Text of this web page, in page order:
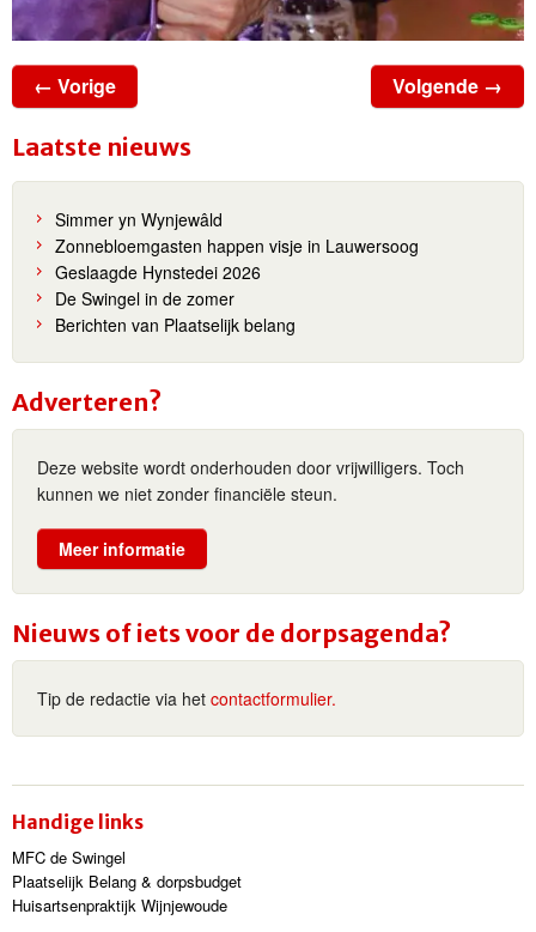
← Vorige Volgende →
Laatste nieuws
Simmer yn Wynjewâld
Zonnebloemgasten happen visje in Lauwersoog
Geslaagde Hynstedei 2026
De Swingel in de zomer
Berichten van Plaatselijk belang
Adverteren?
Deze website wordt onderhouden door vrijwilligers. Toch
kunnen we niet zonder financiële steun.
Meer informatie
Nieuws of iets voor de dorpsagenda?
Tip de redactie via het contactformulier.
Handige links
MFC de Swingel
Plaatselijk Belang & dorpsbudget
Huisartsenpraktijk Wijnjewoude